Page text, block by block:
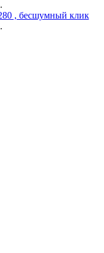
, бесшумный клик